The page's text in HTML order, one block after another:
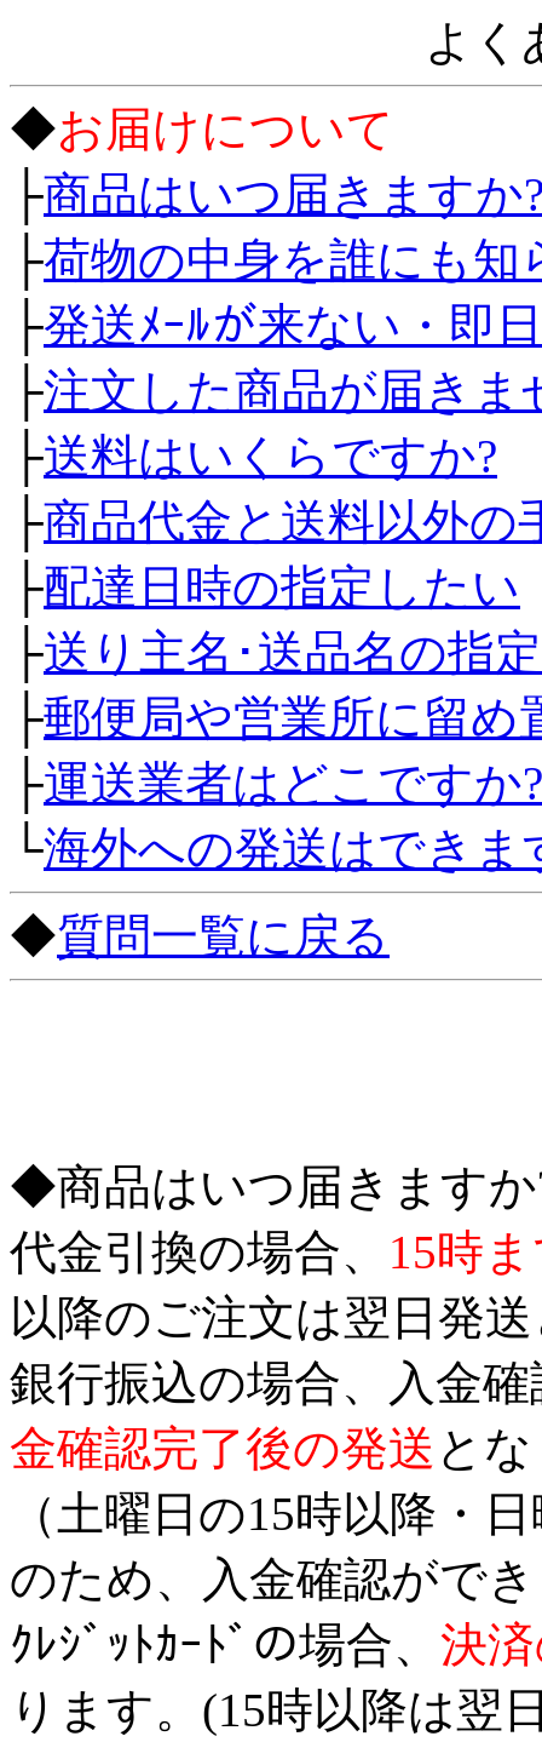
よく
◆お届けについて
├商品はいつ届きますか
├荷物の中身を誰にも知
├発送ﾒｰﾙが来ない・即
├注文した商品が届きま
├送料はいくらですか?
├商品代金と送料以外の
├配達日時の指定したい
├送り主名･送品名の指
├郵便局や営業所に留め
├運送業者はどこですか?
└海外への発送はできま
◆質問一覧に戻る
◆商品はいつ届きますか
代金引換の場合、 15時
以降のご注文は翌日発
銀行振込の場合、入金
金確認完了後の発送 と
（土曜日の15時以降・
のため、入金確認がで
ｸﾚｼﾞｯﾄｶｰﾄﾞの場合、 決
ります。(15時以降は翌